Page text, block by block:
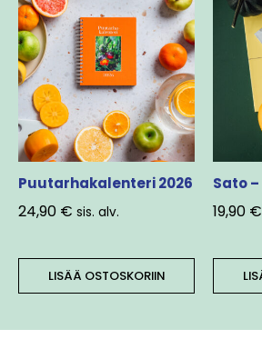
Puutarhakalenteri 2026
24,90 € sis. alv.
LISÄÄ OSTOSKORIIN
Sato
19,90 €